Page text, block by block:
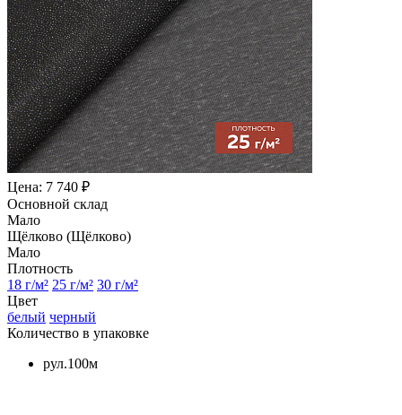
Цена: 7 740 ₽
Основной склад
Мало
Щёлково (Щёлково)
Мало
Плотность
18 г/м² 25 г/м² 30 г/м²
Цвет
белый черный
Количество в упаковке
рул.100м